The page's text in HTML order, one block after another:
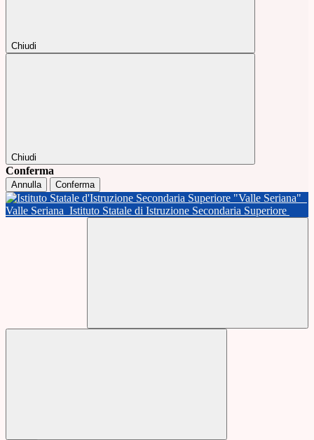
Chiudi
Chiudi
Conferma
Annulla Conferma
Valle Seriana Istituto Statale di Istruzione Secondaria Superiore